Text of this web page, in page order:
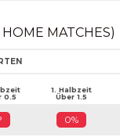
MATCHES)
0.5
1. Halbzeit
Über 1.5
0%